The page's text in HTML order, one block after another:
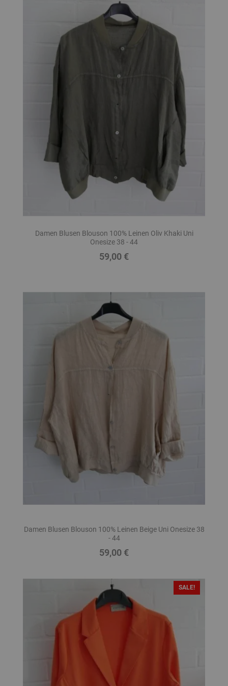
Damen Blusen Blouson 100% Leinen Oliv Khaki Uni
Onesize 38 - 44
Preis
59,00 €
Damen Blusen Blouson 100% Leinen Beige Uni Onesize 38
- 44
Preis
59,00 €
SALE!